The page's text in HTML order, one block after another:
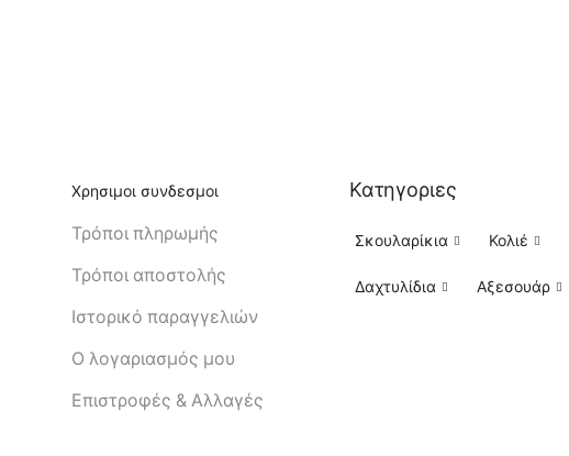
Χρησιμοι συνδεσμοι
Τρόποι πληρωμής
Τρόποι αποστολής
Ιστορικό παραγγελιών
Ο λογαριασμός μου
Eπιστροφές & Αλλαγές
Κατηγοριες
Σκουλαρίκια Κολιέ
Δαχτυλίδια Αξεσουάρ